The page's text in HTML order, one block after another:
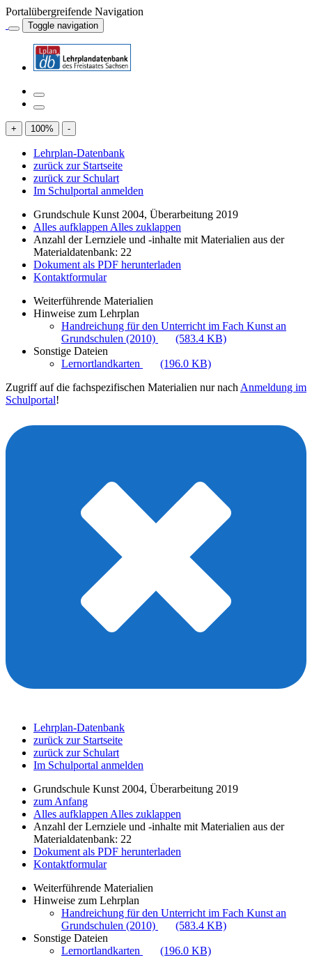
Portalübergreifende Navigation
Toggle navigation
+ 100% -
Lehrplan-Datenbank
zurück zur Startseite
zurück zur Schulart
Im Schulportal anmelden
Grundschule Kunst 2004, Überarbeitung 2019
Alles aufklappen Alles zuklappen
Anzahl der Lernziele und -inhalte mit Materialien aus der
Materialdatenbank: 22
Dokument als PDF herunterladen
Kontaktformular
Weiterführende Materialien
Hinweise zum Lehrplan
Handreichung für den Unterricht im Fach Kunst an
Grundschulen (2010)
(583.4 KB)
Sonstige Dateien
Lernortlandkarten
(196.0 KB)
Zugriff auf die fachspezifischen Materialien nur nach Anmeldung im
Schulportal!
Lehrplan-Datenbank
zurück zur Startseite
zurück zur Schulart
Im Schulportal anmelden
Grundschule Kunst 2004, Überarbeitung 2019
zum Anfang
Alles aufklappen Alles zuklappen
Anzahl der Lernziele und -inhalte mit Materialien aus der
Materialdatenbank: 22
Dokument als PDF herunterladen
Kontaktformular
Weiterführende Materialien
Hinweise zum Lehrplan
Handreichung für den Unterricht im Fach Kunst an
Grundschulen (2010)
(583.4 KB)
Sonstige Dateien
Lernortlandkarten
(196.0 KB)